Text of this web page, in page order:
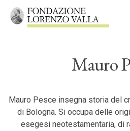
Skip
Mauro
Mauro Pesce insegna storia del
di Bologna. Si occupa delle
esegesi neotestamentaria, di